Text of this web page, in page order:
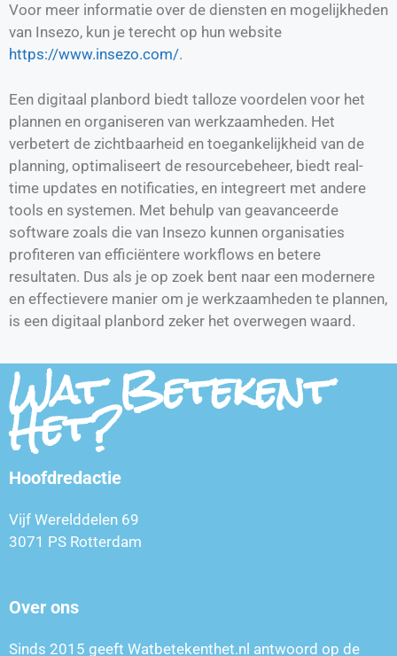
Voor meer informatie over de diensten en mogelijkheden
van Insezo, kun je terecht op hun website
https://www.insezo.com/.
Een digitaal planbord biedt talloze voordelen voor het
plannen en organiseren van werkzaamheden. Het
verbetert de zichtbaarheid en toegankelijkheid van de
planning, optimaliseert de resourcebeheer, biedt real-
time updates en notificaties, en integreert met andere
tools en systemen. Met behulp van geavanceerde
software zoals die van Insezo kunnen organisaties
profiteren van efficiëntere workflows en betere
resultaten. Dus als je op zoek bent naar een modernere
en effectievere manier om je werkzaamheden te plannen,
is een digitaal planbord zeker het overwegen waard.
Wat Betekent
Het?
Hoofdredactie
Vijf Werelddelen 69
3071 PS Rotterdam
Over ons
Sinds 2015 geeft Watbetekenthet.nl antwoord op de